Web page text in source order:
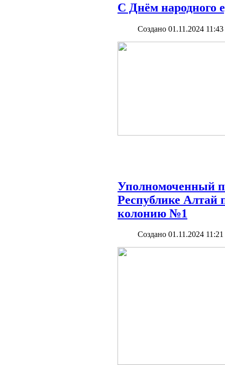
С Днём народного
Создано 01.11.2024 11:43
Уполномоченный
Республике Алтай
колонию №1
Создано 01.11.2024 11:21